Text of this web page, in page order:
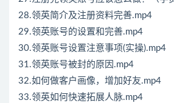
28.领英简介及注册资料完善.mp4
29.领英账号的设置和完善.mp4
30.领英账号设置注意事项(实操).mp4
31.领英账号被封的原因.mp4
32.如何做客户画像，增加好友.mp4
33.领英如何快速拓展人脉.mp4